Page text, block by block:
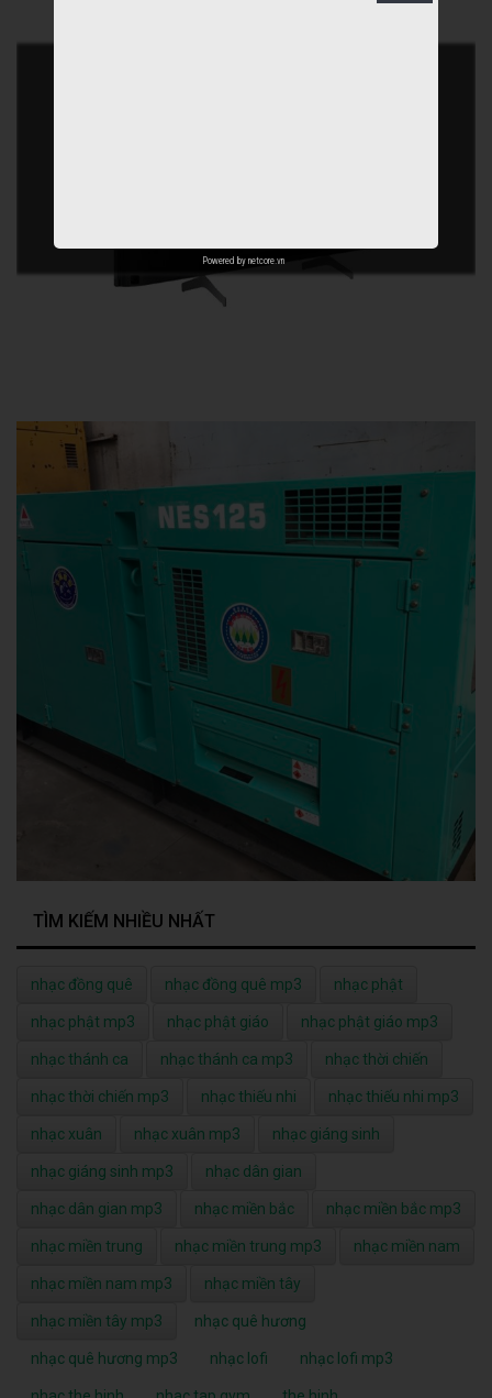
TÌM KIẾM NHIỀU NHẤT
nhạc đồng quê nhạc đồng quê mp3 nhạc phật
nhạc phật mp3 nhạc phật giáo nhạc phật giáo mp3
nhạc thánh ca nhạc thánh ca mp3 nhạc thời chiến
nhạc thời chiến mp3 nhạc thiếu nhi nhạc thiếu nhi mp3
nhạc xuân nhạc xuân mp3 nhạc giáng sinh
nhạc giáng sinh mp3 nhạc dân gian
nhạc dân gian mp3 nhạc miền bắc nhạc miền bắc mp3
nhạc miền trung nhạc miền trung mp3 nhạc miền nam
nhạc miền nam mp3 nhạc miền tây
nhạc miền tây mp3 nhạc quê hương
nhạc quê hương mp3 nhạc lofi nhạc lofi mp3
Powered by netcore.vn